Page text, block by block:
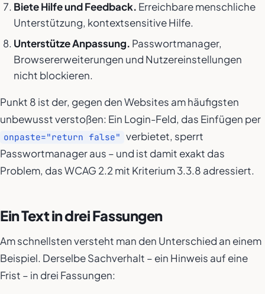
Biete Hilfe und Feedback. Erreichbare menschliche
Unterstützung, kontextsensitive Hilfe.
Unterstütze Anpassung. Passwortmanager,
Browsererweiterungen und Nutzereinstellungen
nicht blockieren.
Punkt 8 ist der, gegen den Websites am häufigsten
unbewusst verstoßen: Ein Login-Feld, das Einfügen per
onpaste="return false" verbietet, sperrt
Passwortmanager aus – und ist damit exakt das
Problem, das WCAG 2.2 mit Kriterium 3.3.8 adressiert.
Ein Text in drei Fassungen
Am schnellsten versteht man den Unterschied an einem
Beispiel. Derselbe Sachverhalt – ein Hinweis auf eine
Frist – in drei Fassungen: